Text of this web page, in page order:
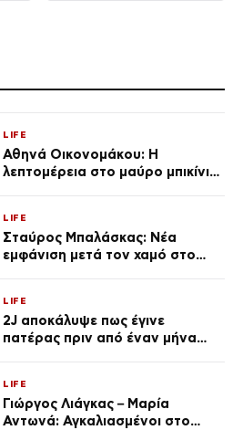
LIFE
Αθηνά Οικονομάκου: Η
λεπτομέρεια στο μαύρο μπικίνι
(φωτογραφίες)
LIFE
Σταύρος Μπαλάσκας: Νέα
εμφάνιση μετά τον χαμό στο
LIFE
2J αποκάλυψε πως έγινε
πατέρας πριν από έναν μήνα
LIFE
Γιώργος Λιάγκας – Μαρία
Αντωνά: Αγκαλιασμένοι στο